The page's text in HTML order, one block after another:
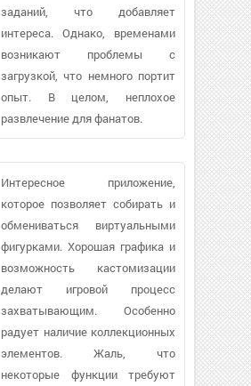
заданий, что добавляет
интереса. Однако, временами
возникают проблемы с
загрузкой, что немного портит
опыт. В целом, неплохое
развлечение для фанатов.
Интересное приложение,
которое позволяет собирать и
обмениваться виртуальными
фигурками. Хорошая графика и
возможность кастомизации
делают игровой процесс
захватывающим. Особенно
радует наличие коллекционных
элементов. Жаль, что
некоторые функции требуют